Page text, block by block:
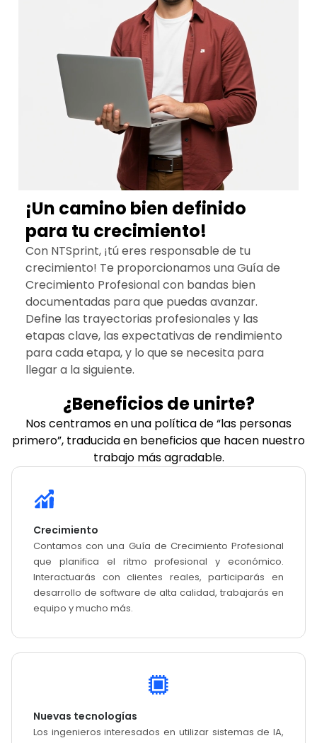
¡Un camino bien definido
para tu crecimiento!
Con NTSprint, ¡tú eres responsable de tu
crecimiento! Te proporcionamos una Guía de
Crecimiento Profesional con bandas bien
documentadas para que puedas avanzar.
Define las trayectorias profesionales y las
etapas clave, las expectativas de rendimiento
para cada etapa, y lo que se necesita para
llegar a la siguiente.
¿Beneficios de unirte?
Nos centramos en una política de “las personas
primero”, traducida en beneficios que hacen nuestro
trabajo más agradable.
Crecimiento
Contamos con una Guía de Crecimiento Profesional
que planifica el ritmo profesional y económico.
Interactuarás con clientes reales, participarás en
desarrollo de software de alta calidad, trabajarás en
equipo y mucho más.
Nuevas tecnologías
Los ingenieros interesados ​​en utilizar sistemas de IA,